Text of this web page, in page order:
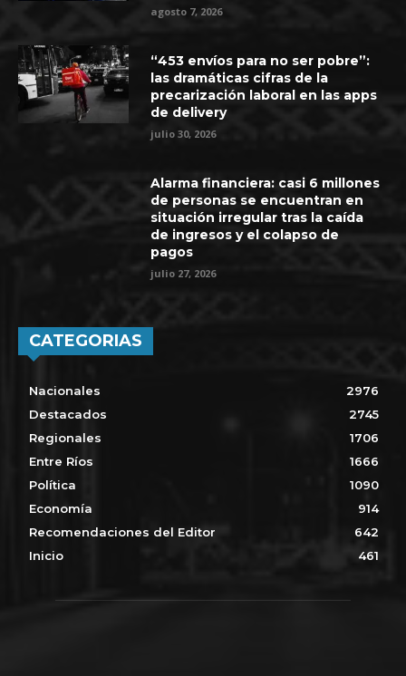
agosto 7, 2026
“453 envíos para no ser pobre”:
las dramáticas cifras de la
precarización laboral en las apps
de delivery
julio 30, 2026
Alarma financiera: casi 6 millones
de personas se encuentran en
situación irregular tras la caída
de ingresos y el colapso de
pagos
julio 27, 2026
CATEGORIAS
Nacionales
2976
Destacados
2745
Regionales
1706
Entre Ríos
1666
Política
1090
Economía
914
Recomendaciones del Editor
642
Inicio
461